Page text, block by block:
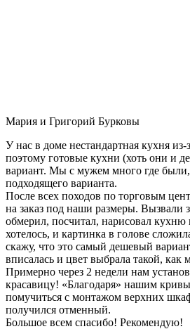
Мария и Григорий Бурковы
У нас в доме нестандартная кухня
поэтому готовые кухни (хоть они и
вариант. Мы с мужем много где
подходящего варианта.
После всех походов по торговым
на заказ под наши размеры. Вызвали
обмерил, посчитал, нарисовал кухню
хотелось, и картинка в голове
скажу, что это самый дешевый
вписалась и цвет выбрала такой, как
Примерно через 2 недели нам
красавицу! «Благодаря» нашим
помучиться с монтажом верхних
получился отменный.
Большое всем спасибо! Рекомендую!